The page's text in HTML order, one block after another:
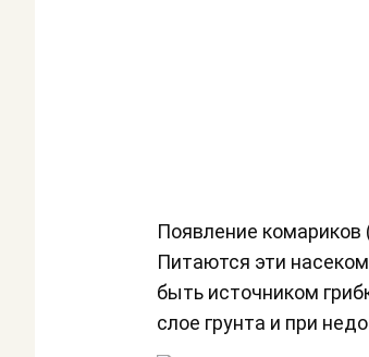
Появление комариков
Питаются эти
быть источником
слое грунта и при